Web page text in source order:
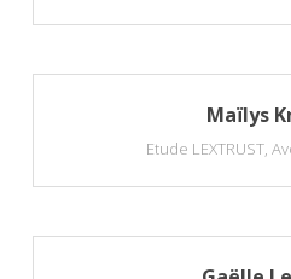
Maïlys
Etude LEXTRUST,